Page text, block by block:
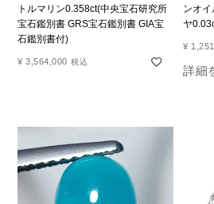
トルマリン0.358ct(中央宝石研究所
宝石鑑別書 GRS宝石鑑別書 GIA宝
石鑑別書付)
¥ 3,564,000 税込
ンオ
ヤ
¥
詳細